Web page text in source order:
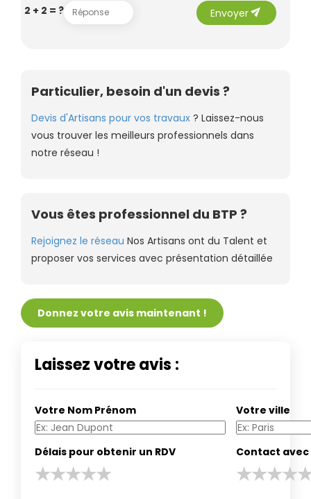
2 + 2 = ? Envoyersend
Particulier, besoin d'un devis ?
Devis d'Artisans pour vos travaux ? Laissez-nous
vous trouver les meilleurs professionnels dans
notre réseau !
Vous êtes professionnel du BTP ?
Rejoignez le réseau Nos Artisans ont du Talent et
proposer vos services avec présentation détaillée
Donnez votre avis maintenant !
Laissez votre avis :
Votre Nom Prénom Votre ville
Délais pour obtenir un RDV Contact